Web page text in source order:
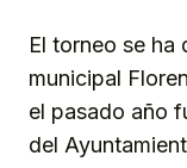
El torneo se ha
municipal
el pasado año
del